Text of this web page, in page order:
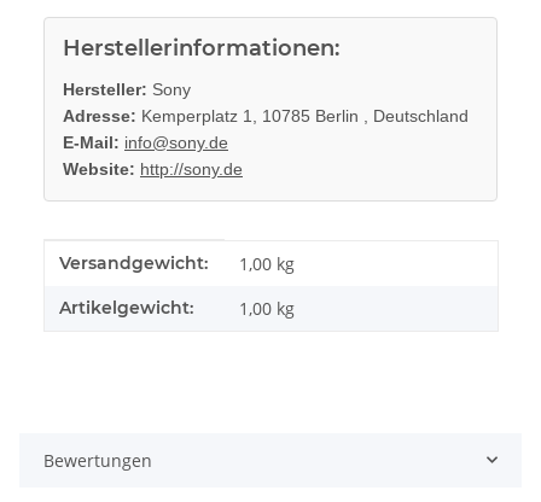
Herstellerinformationen:
Hersteller: Sony
Adresse: Kemperplatz 1, 10785 Berlin , Deutschland
E-Mail: info@sony.de
Website: http://sony.de
Produkteigenschaft
Wert
Versandgewicht: 1,00 kg
Artikelgewicht: 1,00 kg
Bewertungen